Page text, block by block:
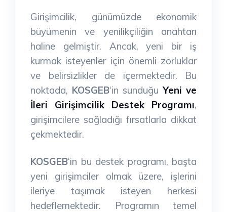
Girişimcilik, günümüzde ekonomik
büyümenin ve yenilikçiliğin anahtarı
haline gelmiştir. Ancak, yeni bir iş
kurmak isteyenler için önemli zorluklar
ve belirsizlikler de içermektedir. Bu
noktada, KOSGEB‘in sunduğu Yeni ve
İleri Girişimcilik Destek Programı,
girişimcilere sağladığı fırsatlarla dikkat
çekmektedir.
KOSGEB‘in bu destek programı, başta
yeni girişimciler olmak üzere, işlerini
ileriye taşımak isteyen herkesi
hedeflemektedir. Programın temel